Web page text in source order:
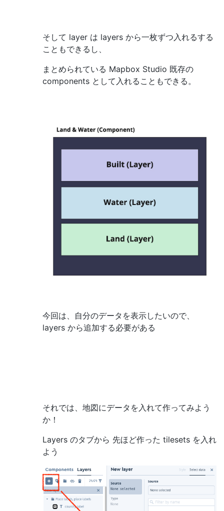
そして layer は layers から一枚ずつ入れるする
こともできるし、
まとめられている Mapbox Studio 既存の
components として入れることもできる。
今回は、自分のデータを表示したいので、
layers から追加する必要がある
それでは、地図にデータを入れて作ってみよう
か！
Layers のタブから 先ほど作った tilesets を入れ
よう